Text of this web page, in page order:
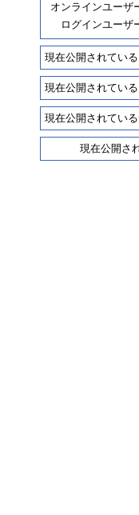
オンラインユーザ
ログインユーザ
現在公開されてい
現在公開されてい
現在公開されてい
現在公開さ